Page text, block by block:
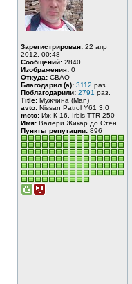
Зарегистрирован: 22 апр
2012, 00:48
Сообщений: 2840
Изображения: 0
Откуда: СВАО
Благодарил (а): 3112 раз.
Поблагодарили: 2791 раз.
Title: Мужчина (Man)
avto: Nissan Patrol Y61 3.0
moto: Иж К-16, Irbis TTR 250
Имя: Валери Жикар до Стен
Пункты репутации: 896